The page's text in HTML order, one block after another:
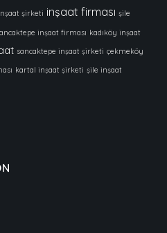
şirketi inşaat firması şile
inşaat firması kadıköy inşaat
sancaktepe inşaat şirketi çekmeköy
kartal inşaat şirketi şile inşaat